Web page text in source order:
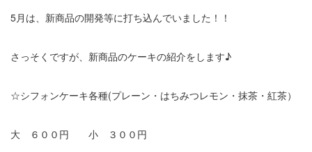
5月は、新商品の開発等に打ち込んでいました！！
さっそくですが、新商品のケーキの紹介をします♪
☆シフォンケーキ各種(プレーン・はちみつレモン・抹茶・紅茶）
大 ６００円 小 ３００円